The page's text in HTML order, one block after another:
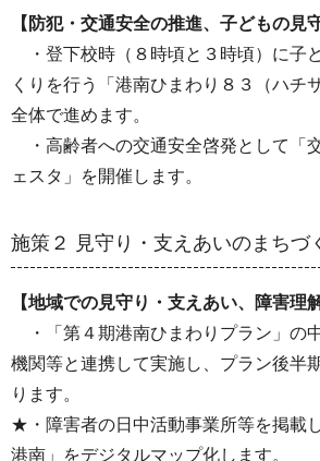
【防犯・交通安全の推進、子どもの見
・登下校時（８時頃と３時頃）に子
くりを行う「港南ひまわり８３（ハチ
全体で進めます。
・高齢者への交通安全啓発として「
ェスタ」を開催します。
施策２ 見守り・支えあいのまちづ
【地域での見守り・支えあい、障害理
・「第４期港南ひまわりプラン」の
機関等と連携して実施し、プラン後半
ります。
★・障害者の日中活動事業所等を掲載
港南」をデジタルマップ化します。